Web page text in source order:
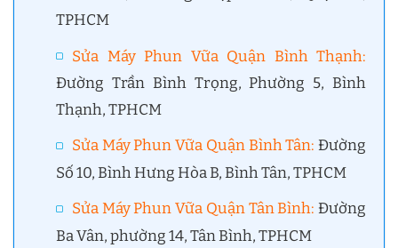
TPHCM
Sửa Máy Phun Vữa Quận Bình Thạnh:
Đường Trần Bình Trọng, Phường 5, Bình
Thạnh, TPHCM
Sửa Máy Phun Vữa Quận Bình Tân: Đường
Số 10, Bình Hưng Hòa B, Bình Tân, TPHCM
Sửa Máy Phun Vữa Quận Tân Bình: Đường
Ba Vân, phường 14, Tân Bình, TPHCM